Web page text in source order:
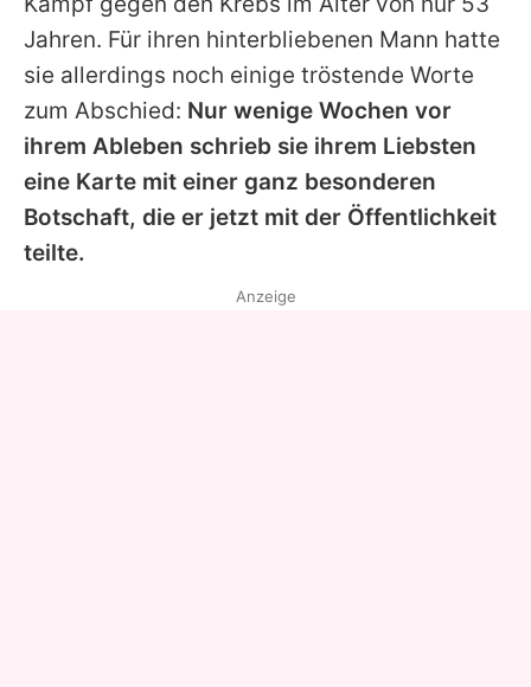
Utiq verwalten
Jahren. Für ihren hinterbliebenen Mann hatte
sie allerdings noch einige tröstende Worte
zum Abschied: Nur wenige Wochen vor
ihrem Ableben schrieb sie ihrem Liebsten
eine Karte mit einer ganz besonderen
Botschaft, die er jetzt mit der Öffentlichkeit
teilte.
Anzeige